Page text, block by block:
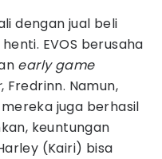
dengan jual beli
EVOS berusaha
early game
, Fredrinn. Namun,
juga berhasil
keuntungan
(Kairi) bisa